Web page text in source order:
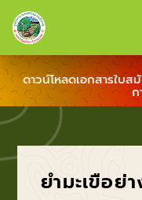
ดาวน์โหลดเอกสารใบ
ยำมะเขือย่